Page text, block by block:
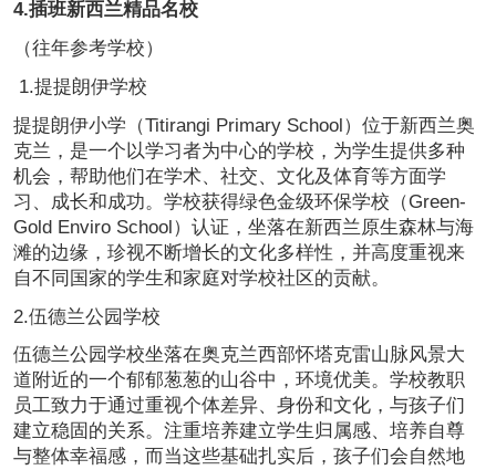
4.插班新西兰精品名校
（往年参考学校）
1.提提朗伊学校
提提朗伊小学（Titirangi Primary School）位于新西兰奥
克兰，是一个以学习者为中心的学校，为学生提供多种
机会，帮助他们在学术、社交、文化及体育等方面学
习、成长和成功。学校获得绿色金级环保学校（Green-
Gold Enviro School）认证，坐落在新西兰原生森林与海
滩的边缘，珍视不断增长的文化多样性，并高度重视来
自不同国家的学生和家庭对学校社区的贡献。
2.伍德兰公园学校
伍德兰公园学校坐落在奥克兰西部怀塔克雷山脉风景大
道附近的一个郁郁葱葱的山谷中，环境优美。学校教职
员工致力于通过重视个体差异、身份和文化，与孩子们
建立稳固的关系。注重培养建立学生归属感、培养自尊
与整体幸福感，而当这些基础扎实后，孩子们会自然地